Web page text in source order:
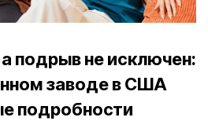
подрыв не исключен:
заводе в США
подробности